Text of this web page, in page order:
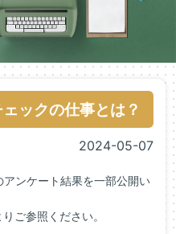
ックの仕事とは？
2024-05-07
アンケート結果を一部公開い
りご参照ください。